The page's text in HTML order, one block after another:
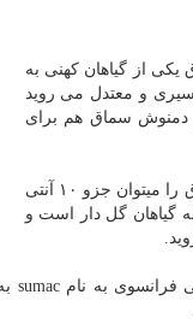
یکی از گیاهان کهنی به
و معتدل می روید
دمنوش سماق هم برای
باشگاه خبرنگاران جوان در خبری نوشت: سماق را میتوان جزو ۱۰ آنتی
برتر دانست که یکی از ۳۵ گونه گیاهان گل دار است و